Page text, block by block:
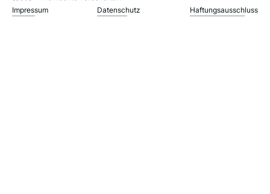
Impressum
Datenschutz Haftungsausschluss